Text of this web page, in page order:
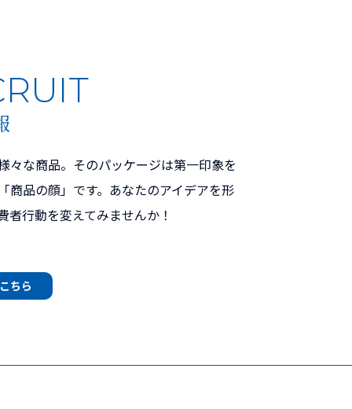
々な商品。そのパッケージは第一印象を
商品の顔」です。あなたのアイデアを形
者行動を変えてみませんか！
ちら